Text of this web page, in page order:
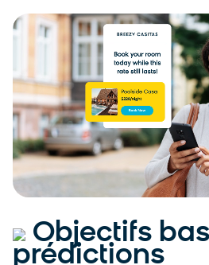
Objectifs
prédictions